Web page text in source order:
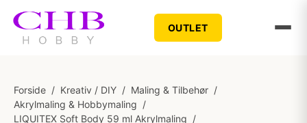
OUTLET
Forside / Kreativ / DIY / Maling & Tilbehør /
Akrylmaling & Hobbymaling /
LIQUITEX Soft Body 59 ml Akrylmaling /